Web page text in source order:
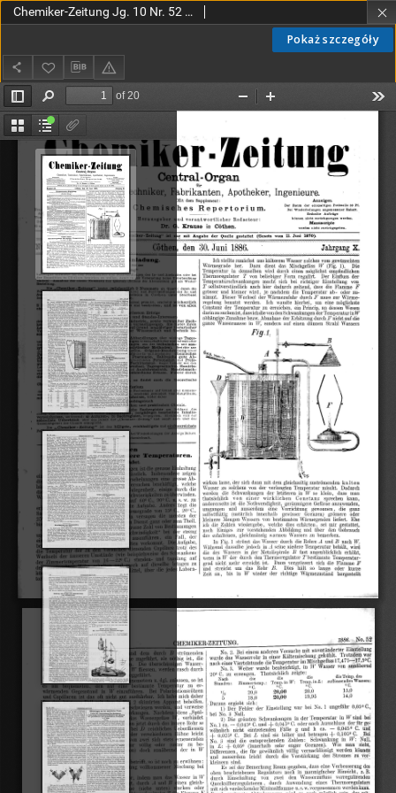
Pokaż szczegóły
Chemiker-Zeitung Jg. 10 Nr. 52 (1886)